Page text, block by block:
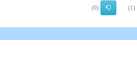
(1)
(0)